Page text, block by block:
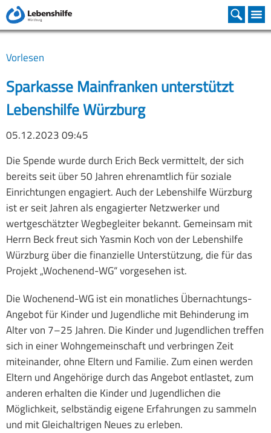
Vorlesen
Sparkasse Mainfranken unterstützt
Lebenshilfe Würzburg
05.12.2023 09:45
Die Spende wurde durch Erich Beck vermittelt, der sich
bereits seit über 50 Jahren ehrenamtlich für soziale
Einrichtungen engagiert. Auch der Lebenshilfe Würzburg
ist er seit Jahren als engagierter Netzwerker und
wertgeschätzter Wegbegleiter bekannt. Gemeinsam mit
Herrn Beck freut sich Yasmin Koch von der Lebenshilfe
Würzburg über die finanzielle Unterstützung, die für das
Projekt „Wochenend-WG“ vorgesehen ist.
Die Wochenend-WG ist ein monatliches Übernachtungs-
Angebot für Kinder und Jugendliche mit Behinderung im
Alter von 7–25 Jahren. Die Kinder und Jugendlichen treffen
sich in einer Wohngemeinschaft und verbringen Zeit
miteinander, ohne Eltern und Familie. Zum einen werden
Eltern und Angehörige durch das Angebot entlastet, zum
anderen erhalten die Kinder und Jugendlichen die
Möglichkeit, selbständig eigene Erfahrungen zu sammeln
und mit Gleichaltrigen Neues zu erleben.
Geschäftsstelle
Satzung
Mitglied werden
Inklusive Kita
Familienunterstützender Dienst
Urlaub und Freizeit
Assistenz beim Wohnen
FINK - Freizeit INKlusiv
Büro für Leichte Sprache
Christophorus-Schule
Grundschulstufe
Mittelschulstufe
Berufsschulstufe
Kooperation und Inklusion
Schwerpunkte
Besondere Angebote
Elternbeirat
SMV
Links
Heilpädagogische Tagesstätte
Fachdienst
Besondere Angebote
Gemeinsam Leben
Familienunterstützender Dienst
Assistenz beim Wohnen
Büro für Leichte Sprache
Schreib für Leichte Sprache
Medien Produkte
Stiftung